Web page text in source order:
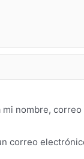
mi nombre,
correo